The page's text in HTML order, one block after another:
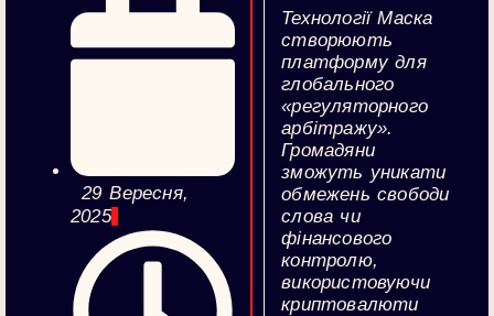
Технології Маска
створюють
платформу для
глобального
«регуляторного
арбітражу».
Громадяни
зможуть уникати
обмежень свободи
слова чи
фінансового
контролю,
використовуючи
криптовалюти
29 Вересня,
2025